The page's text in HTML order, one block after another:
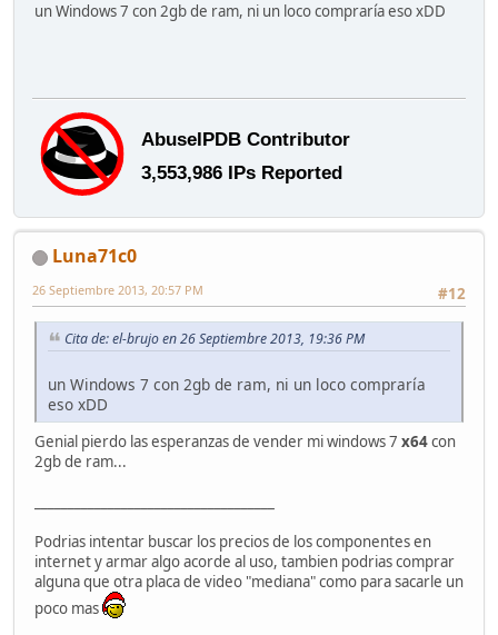
un Windows 7 con 2gb de ram, ni un loco compraría eso xDD
Luna71c0
#12
26 Septiembre 2013, 20:57 PM
Cita de: el-brujo en 26 Septiembre 2013, 19:36 PM
un Windows 7 con 2gb de ram, ni un loco compraría
eso xDD
Genial pierdo las esperanzas de vender mi windows 7 x64con
2gb de ram...
Podrias intentar buscar los precios de los componentes en
internet y armar algo acorde al uso, tambien podrias comprar
alguna que otra placa de video "mediana" como para sacarle un
poco mas